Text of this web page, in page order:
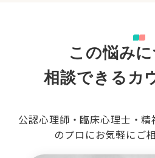
この悩み
相談できるカ
公認心理師・臨床心理士・
のプロにお気軽にご